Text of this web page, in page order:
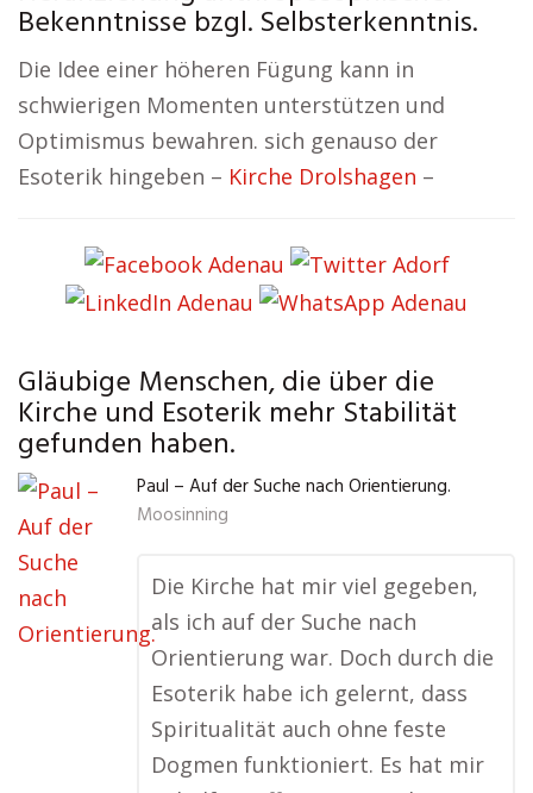
Bekenntnisse bzgl. Selbsterkenntnis.
Die Idee einer höheren Fügung kann in
schwierigen Momenten unterstützen und
Optimismus bewahren. sich genauso der
Esoterik hingeben – Kirche Drolshagen –
Gläubige Menschen, die über die
Kirche und Esoterik mehr Stabilität
gefunden haben.
Paul – Auf der Suche nach Orientierung.
Moosinning
Die Kirche hat mir viel gegeben,
als ich auf der Suche nach
Orientierung war. Doch durch die
Esoterik habe ich gelernt, dass
Spiritualität auch ohne feste
Dogmen funktioniert. Es hat mir